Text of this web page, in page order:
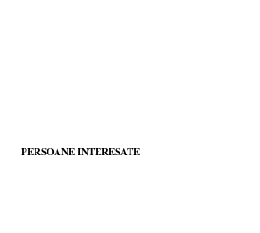
PERSOANE INTERESATE